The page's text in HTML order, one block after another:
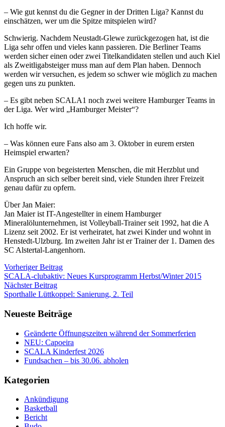
– Wie gut kennst du die Gegner in der Dritten Liga? Kannst du
einschätzen, wer um die Spitze mitspielen wird?
Schwierig. Nachdem Neustadt-Glewe zurückgezogen hat, ist die
Liga sehr offen und vieles kann passieren. Die Berliner Teams
werden sicher einen oder zwei Titelkandidaten stellen und auch Kiel
als Zweitligabsteiger muss man auf dem Plan haben. Dennoch
werden wir versuchen, es jedem so schwer wie möglich zu machen
gegen uns zu punkten.
– Es gibt neben SCALA1 noch zwei weitere Hamburger Teams in
der Liga. Wer wird „Hamburger Meister“?
Ich hoffe wir.
– Was können eure Fans also am 3. Oktober in eurem ersten
Heimspiel erwarten?
Ein Gruppe von begeisterten Menschen, die mit Herzblut und
Anspruch an sich selber bereit sind, viele Stunden ihrer Freizeit
genau dafür zu opfern.
Über Jan Maier:
Jan Maier ist IT-Angestellter in einem Hamburger
Mineralölunternehmen, ist Volleyball-Trainer seit 1992, hat die A
Lizenz seit 2002. Er ist verheiratet, hat zwei Kinder und wohnt in
Henstedt-Ulzburg. Im zweiten Jahr ist er Trainer der 1. Damen des
SC Alstertal-Langenhorn.
Vorheriger Beitrag
SCALA-clubaktiv: Neues Kursprogramm Herbst/Winter 2015
Nächster Beitrag
Sporthalle Lüttkoppel: Sanierung, 2. Teil
Neueste Beiträge
Geänderte Öffnungszeiten während der Sommerferien
NEU: Capoeira
SCALA Kinderfest 2026
Fundsachen – bis 30.06. abholen
Kategorien
Ankündigung
Basketball
Bericht